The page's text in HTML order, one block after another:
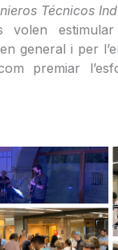
Técnicos
volen
general i per
premiar